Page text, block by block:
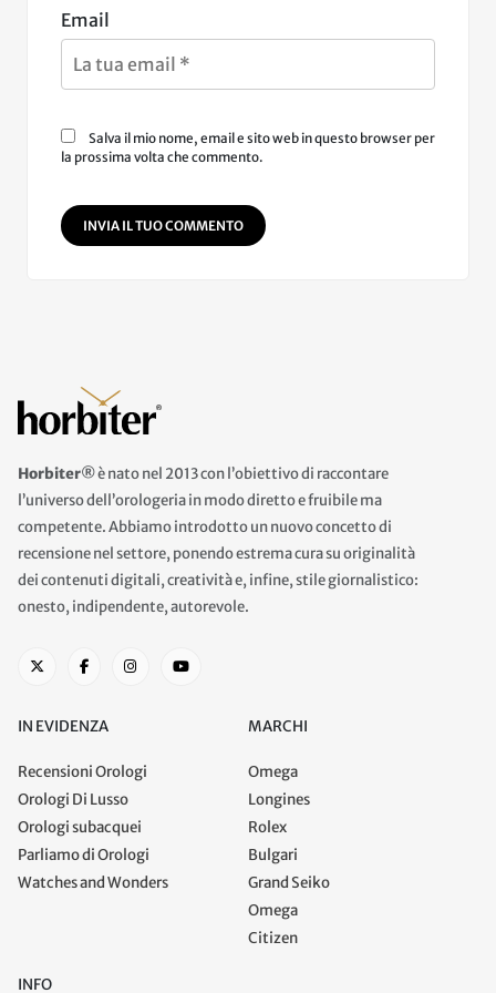
Email
Salva il mio nome, email e sito web in questo browser per
la prossima volta che commento.
INVIA IL TUO COMMENTO
Horbiter®è nato nel 2013 con l’obiettivo di raccontare
l’universo dell’orologeria in modo diretto e fruibile ma
competente. Abbiamo introdotto un nuovo concetto di
recensione nel settore, ponendo estrema cura su originalità
dei contenuti digitali, creatività e, infine, stile giornalistico:
onesto, indipendente, autorevole.
IN EVIDENZA
Recensioni Orologi
Orologi Di Lusso
Orologi subacquei
Parliamo di Orologi
Watches and Wonders
MARCHI
Omega
Longines
Rolex
Bulgari
Grand Seiko
Omega
Citizen
INFO